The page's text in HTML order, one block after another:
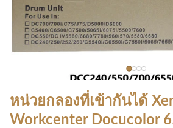
หน่วยกลองที่เข้ากันได้
Workcenter Docucolor